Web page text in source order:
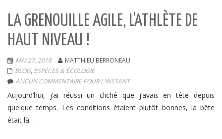
LA GRENOUILLE AGILE, L’ATHLÈTE DE
HAUT NIVEAU !
MAI 27, 2018
MATTHIEU BERRONEAU
BLOG, ESPÈCES & ÉCOLOGIE
AUCUN COMMENTAIRE POUR L'INSTANT
Aujourd’hui, j’ai réussi un cliché que j’avais en tête depuis
quelque temps. Les conditions étaient plutôt bonnes, la bête
était là…